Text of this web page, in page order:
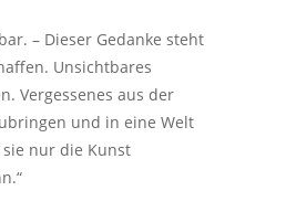
– Dieser Gedanke steht
Unsichtbares
Vergessenes aus der
und in eine Welt
nur die Kunst